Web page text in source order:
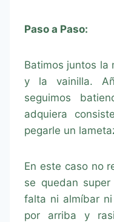
Paso a Paso:
Batimos juntos la
y la vainilla.
seguimos
adquiera
pegarle un
En este caso no
se quedan
falta ni almíbar
por arriba y